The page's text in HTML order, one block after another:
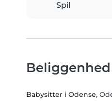
Spil
Beliggenhed
Babysitter i Odense,